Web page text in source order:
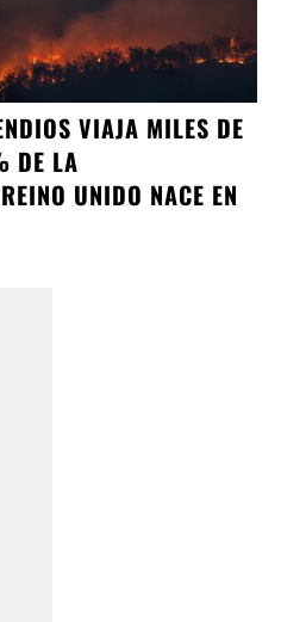
VIAJA MILES DE
DE LA
UNIDO NACE EN